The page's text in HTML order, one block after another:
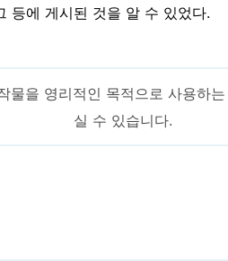
등에 게시된 것을 알 수 있었다.
물을 영리적인 목적으로 사용하
실 수 있습니다.